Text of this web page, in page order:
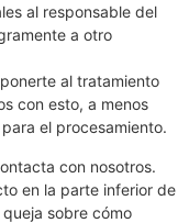
al responsable del
a otro
al tratamiento
con esto, a menos
el procesamiento.
con nosotros.
en la parte inferior de
sobre cómo